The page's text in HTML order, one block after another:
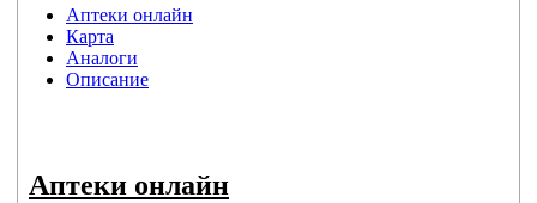
Аптеки онлайн
Карта
Аналоги
Описание
Аптеки онлайн